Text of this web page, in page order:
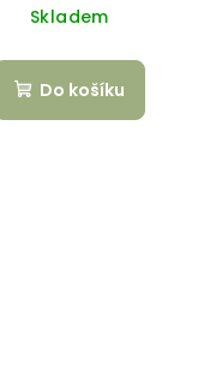
Skladem
Do košíku